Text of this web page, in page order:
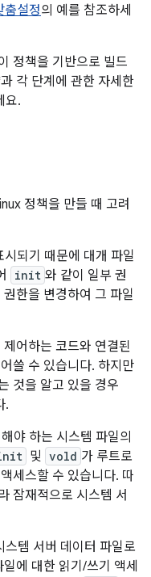
춤설정의 예를 참조하세
정책을 기반으로 빌드
각 단계에 관한 자세한
요.
정책을 만들 때 고려
되기 때문에 대개 파일
init 와 같이 일부 권
한을 변경하여 그 파일
어하는 코드와 연결된
쓸 수 있습니다. 하지만
것을 알고 있을 경우
.
야 하는 시스템 파일의
및 vold 가 루트로
세스할 수 있습니다. 따
잠재적으로 시스템 서
템 서버 데이터 파일로
에 대한 읽기/쓰기 액세